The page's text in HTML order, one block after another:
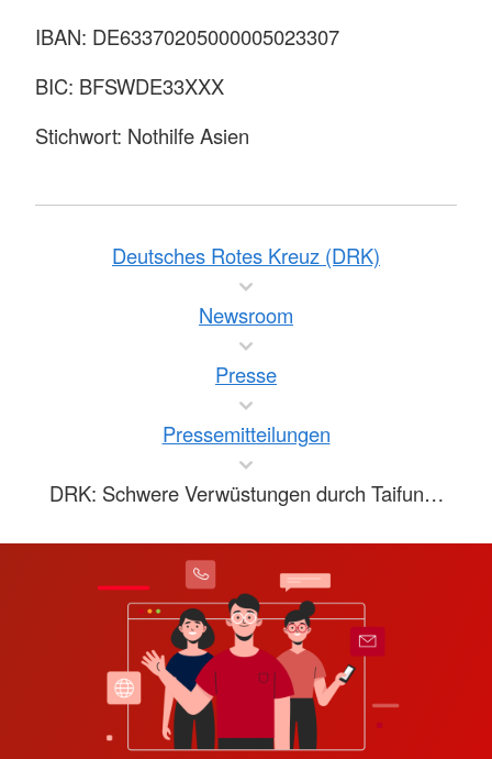
IBAN: DE63370205000005023307
BIC: BFSWDE33XXX
Stichwort: Nothilfe Asien
Deutsches Rotes Kreuz (DRK)
Newsroom
Presse
Pressemitteilungen
DRK: Schwere Verwüstungen durch Taifun…